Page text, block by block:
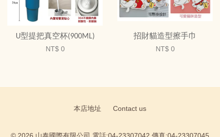
U型提把真空杯(900ML)
NT$ 0
招財貓造型擦手巾
NT$ 0
本店地址 Contact us